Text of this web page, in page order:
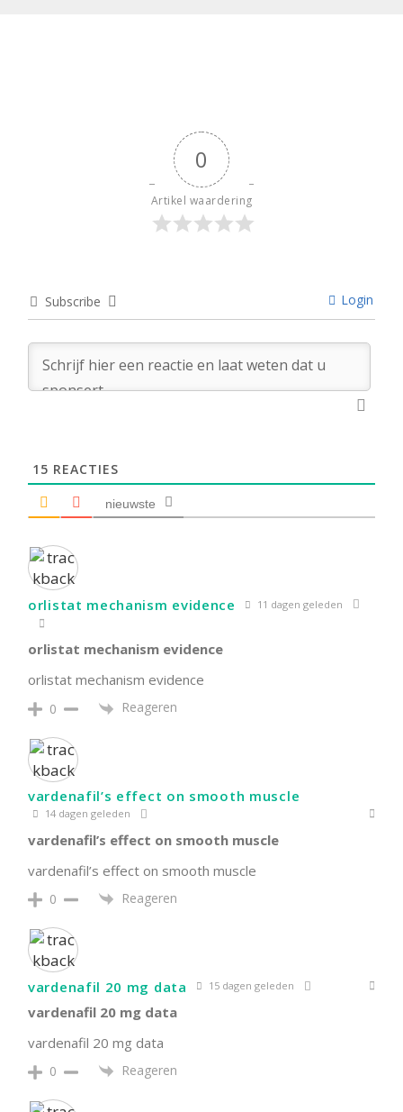
0
Artikel waardering
Subscribe Login
15 REACTIES
nieuwste
orlistat mechanism evidence 11 dagen geleden
orlistat mechanism evidence
orlistat mechanism evidence
0 Reageren
vardenafil’s effect on smooth muscle
14 dagen geleden
vardenafil’s effect on smooth muscle
vardenafil’s effect on smooth muscle
0 Reageren
vardenafil 20 mg data 15 dagen geleden
vardenafil 20 mg data
vardenafil 20 mg data
0 Reageren